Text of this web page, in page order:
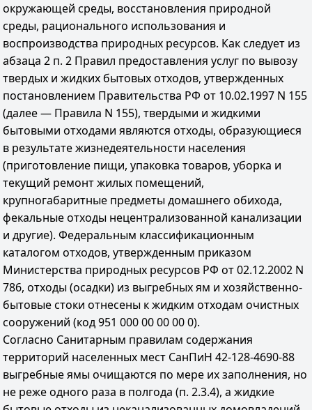
окружающей среды, восстановления природной
среды, рационального использования и
воспроизводства природных ресурсов. Как следует из
абзаца 2 п. 2 Правил предоставления услуг по вывозу
твердых и жидких бытовых отходов, утвержденных
постановлением Правительства РФ от 10.02.1997 N 155
(далее — Правила N 155), твердыми и жидкими
бытовыми отходами являются отходы, образующиеся
в результате жизнедеятельности населения
(приготовление пищи, упаковка товаров, уборка и
текущий ремонт жилых помещений,
крупногабаритные предметы домашнего обихода,
фекальные отходы нецентрализованной канализации
и другие). Федеральным классификационным
каталогом отходов, утвержденным приказом
Министерства природных ресурсов РФ от 02.12.2002 N
786, отходы (осадки) из выгребных ям и хозяйственно-
бытовые стоки отнесены к жидким отходам очистных
сооружений (код 951 000 00 00 00 0).
Согласно Санитарным правилам содержания
территорий населенных мест СанПиН 42-128-4690-88
выгребные ямы очищаются по мере их заполнения, но
не реже одного раза в полгода (п. 2.3.4), а жидкие